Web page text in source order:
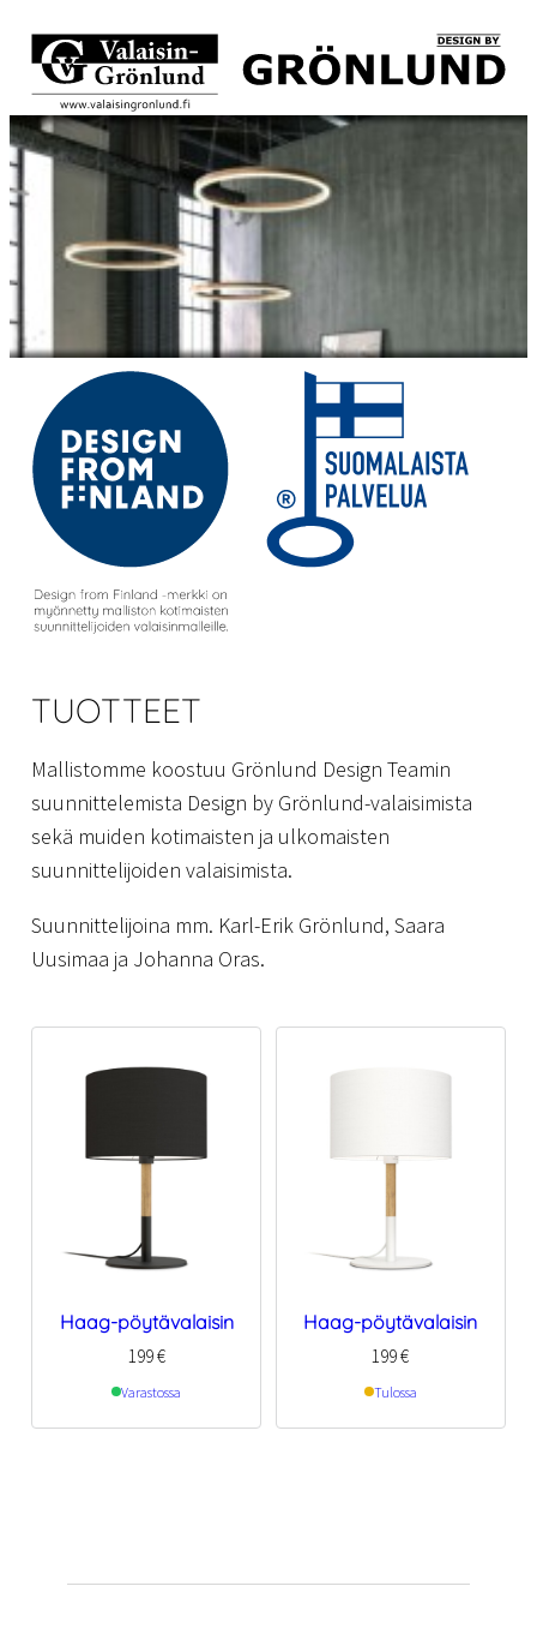
TUOTTEET
Mallistomme koostuu Grönlund Design Teamin
suunnittelemista Design by Grönlund-valaisimista
sekä muiden kotimaisten ja ulkomaisten
suunnittelijoiden valaisimista.
Suunnittelijoina mm. Karl-Erik Grönlund, Saara
Uusimaa ja Johanna Oras.
Haag-pöytävalaisin
199€
Varastossa
Haag-pöytävalaisin
199€
Tulossa